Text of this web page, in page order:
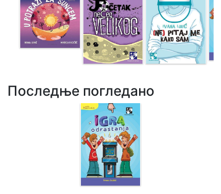
Последње погледано